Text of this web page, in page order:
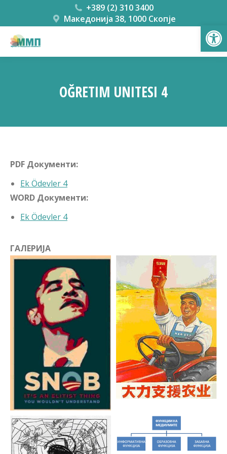
+389 (2) 310 3400
Македонија 38, 1000 Скопје
OĞRETIM UNITESI 4
PDF Документи:
Ek Ödevler 4
WORD Документи:
Ek Ödevler 4
ГАЛЕРИЈА